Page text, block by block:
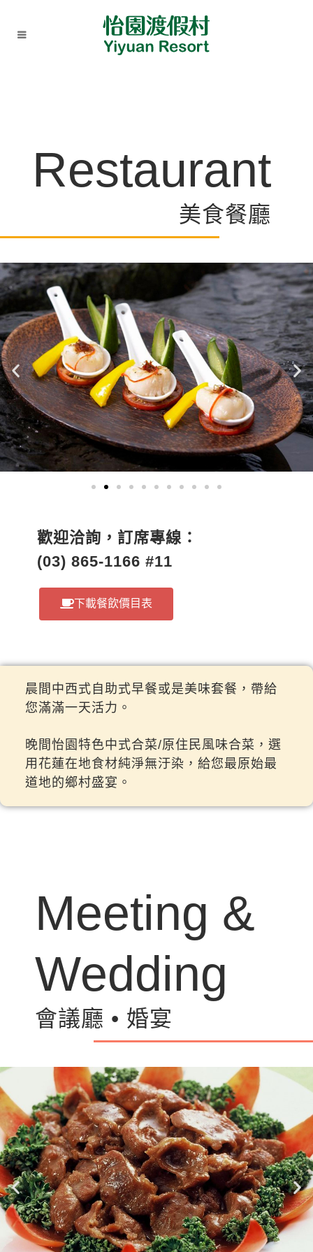
Restaurant
美食餐廳
歡迎洽詢，訂席專線：
(03) 865-1166 #11
下載餐飲價目表
晨間中西式自助式早餐或是美味套餐，帶給
您滿滿一天活力。
晚間怡園特色中式合菜/原住民風味合菜，選
用花蓮在地食材純淨無汙染，給您最原始最
道地的鄉村盛宴。
Meeting &
Wedding
會議廳 • 婚宴